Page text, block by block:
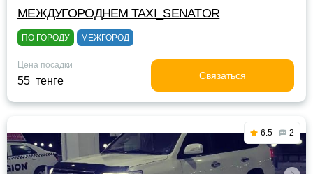
МЕЖДУГОРОДНЕМ TAXI_SENATOR
ПО ГОРОДУ МЕЖГОРОД
Цена посадки
55 тенге Связаться
6.5 2